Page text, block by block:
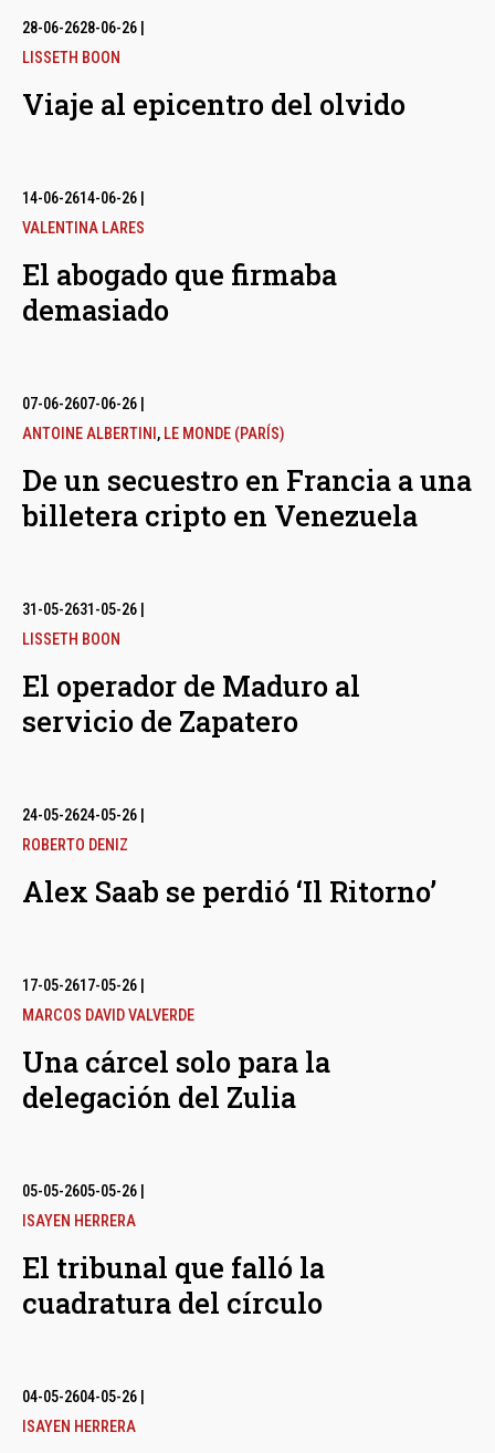
28-06-2628-06-26
LISSETH BOON
Viaje al epicentro del olvido
14-06-2614-06-26
VALENTINA LARES
El abogado que firmaba
demasiado
07-06-2607-06-26
ANTOINE ALBERTINI , LE MONDE (PARÍS)
De un secuestro en Francia a una
billetera cripto en Venezuela
31-05-2631-05-26
LISSETH BOON
El operador de Maduro al
servicio de Zapatero
24-05-2624-05-26
ROBERTO DENIZ
Alex Saab se perdió ‘Il Ritorno’
17-05-2617-05-26
MARCOS DAVID VALVERDE
Una cárcel solo para la
delegación del Zulia
05-05-2605-05-26
ISAYEN HERRERA
El tribunal que falló la
cuadratura del círculo
04-05-2604-05-26
ISAYEN HERRERA